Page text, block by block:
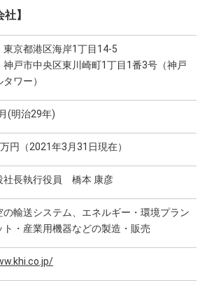
】
京都港区海岸1丁目14-5
戸市中央区東川崎町1丁目1番3号（神戸
ワー）
(明治29年)
円（2021年3月31日現在）
社長執行役員 橋本 康彦
の輸送システム、エネルギー・環境プラン
ト・産業用機器などの製造・販売